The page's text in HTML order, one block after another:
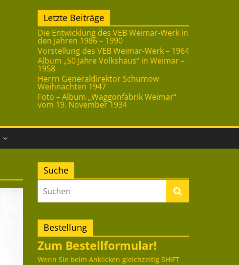
Letzte Beiträge
Die Entwicklung des VEB Weimar-Werk in
den Jahren 1986 – 1990
Vorstellung des VEB Weimar-Werk – 1964
Album „50 Jahre Volkshaus“ in Weimar –
1958
Herrn Generaldirektor Schumow
Weihnachten 1947
Foto – Album „Waggonfabrik Weimar“
vom 19. November 1934
Suche
Bestellung
Zum Bestellformular!
Wenn Sie beim Anklicken gleichzeitig SHIFT